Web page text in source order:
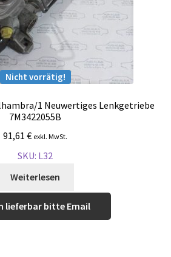
Nicht vorrätig!
1 Neuwertiges Lenkgetriebe
7M3422055B
91,61 € exkl. MwSt.
SKU: L32
Weiterlesen
lieferbar bitte Email